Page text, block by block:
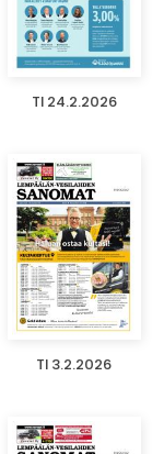
TI 24.2.2026
TI 3.2.2026